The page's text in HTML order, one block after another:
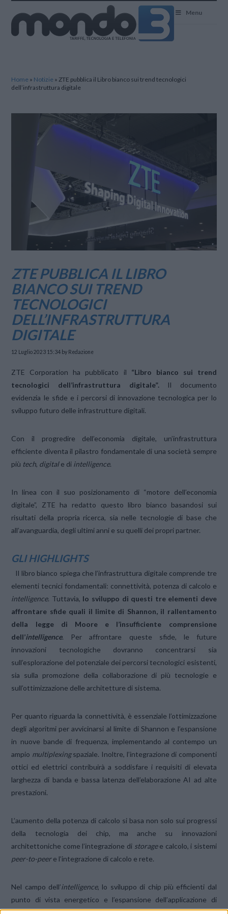
Menu
Home » Notizie »ZTE pubblica il Libro bianco sui trend tecnologici
dell’infrastruttura digitale
ZTE PUBBLICA IL LIBRO
BIANCO SUI TREND
TECNOLOGICI
DELL’INFRASTRUTTURA
DIGITALE
12 Luglio 2023 15:34 by Redazione
ZTE Corporation ha pubblicato il “Libro bianco sui trend
tecnologici dell’infrastruttura digitale”.Il documento
evidenzia le sfide e i percorsi di innovazione tecnologica per lo
sviluppo futuro delle infrastrutture digitali.
Con il progredire dell’economia digitale, un’infrastruttura
efficiente diventa il pilastro fondamentale di una società sempre
più tech, digitale di intelligence.
In linea con il suo posizionamento di “motore dell’economia
digitale”, ZTE ha redatto questo libro bianco basandosi sui
risultati della propria ricerca, sia nelle tecnologie di base che
all’avanguardia, degli ultimi anni e su quelli dei propri partner.
GLI HIGHLIGHTS
Il libro bianco spiega che l’infrastruttura digitale comprende tre
elementi tecnici fondamentali: connettività, potenza di calcolo e
intelligence. Tuttavia, lo sviluppo di questi tre elementi deve
affrontare sfide quali il limite di Shannon, il rallentamento
della legge di Moore e l’insufficiente comprensione
dell’intelligence. Per affrontare queste sfide, le future
innovazioni tecnologiche dovranno concentrarsi sia
sull’esplorazione del potenziale dei percorsi tecnologici esistenti,
sia sulla promozione della collaborazione di più tecnologie e
sull’ottimizzazione delle architetture di sistema.
Per quanto riguarda la connettività, è essenziale l’ottimizzazione
degli algoritmi per avvicinarsi al limite di Shannon e l’espansione
in nuove bande di frequenza, implementando al contempo un
ampio multiplexingspaziale. Inoltre, l’integrazione di componenti
ottici ed elettrici contribuirà a soddisfare i requisiti di elevata
larghezza di banda e bassa latenza dell’elaborazione AI ad alte
prestazioni.
L’aumento della potenza di calcolo si basa non solo sui progressi
della tecnologia dei chip, ma anche su innovazioni
architettoniche come l’integrazione di storagee calcolo, i sistemi
peer-to-peere l’integrazione di calcolo e rete.
Nel campo dell’intelligence, lo sviluppo di chip più efficienti dal
punto di vista energetico e l’espansione dell’applicazione di